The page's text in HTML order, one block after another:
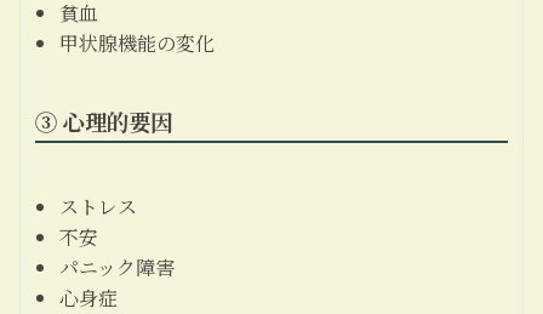
貧血
甲状腺機能の変化
③ 心理的要因
ストレス
不安
パニック障害
心身症